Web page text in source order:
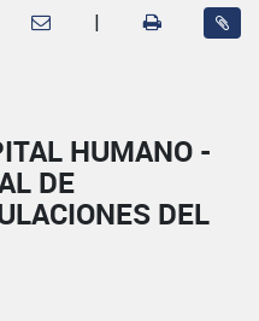
|
HUMANO -
DE
DEL